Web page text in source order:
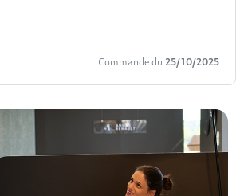
Commande du 25/10/2025